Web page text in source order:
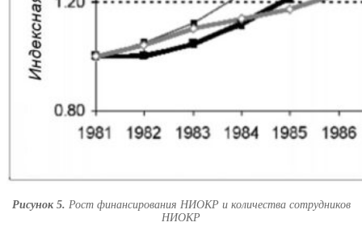
Рисунок 5. Рост финансирования НИОКР и количества сотрудников
НИОКР